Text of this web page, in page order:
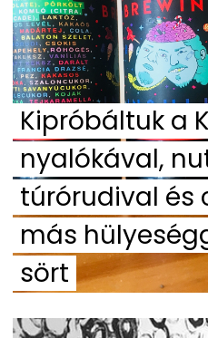
Kipróbáltuk a
nyalókával,
túrórudival és
más
sört